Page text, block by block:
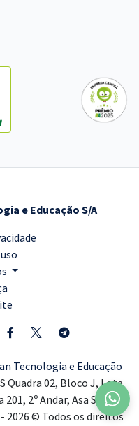
e Educação S/A
Tecnologia e Educação
Quadra 02, Bloco J, Lote
2º Andar, Asa Sul,
- 2026 © Todos os direitos